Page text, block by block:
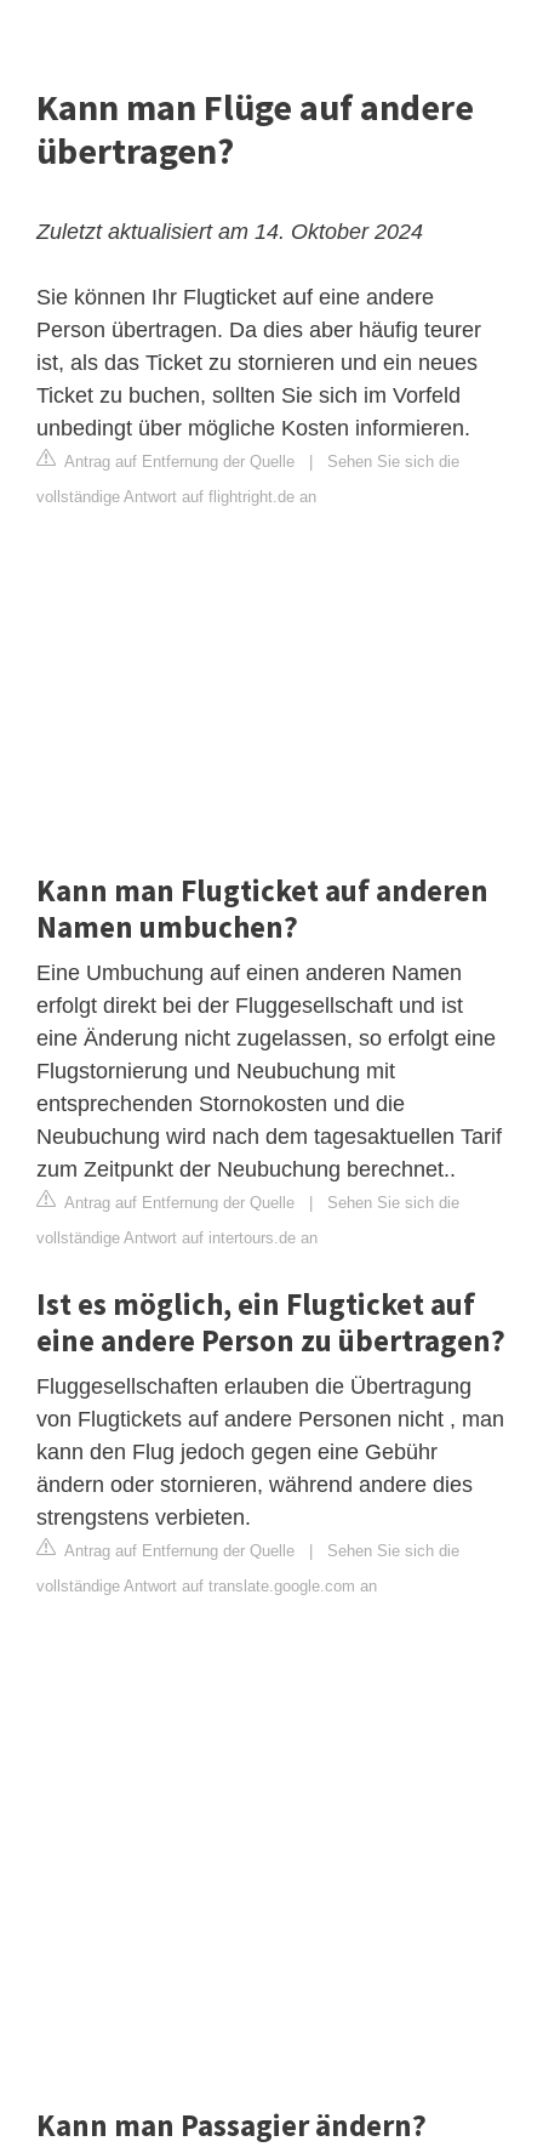
Kann man Flüge auf andere
übertragen?
Zuletzt aktualisiert am 14. Oktober 2024
Sie können Ihr Flugticket auf eine andere
Person übertragen. Da dies aber häufig teurer
ist, als das Ticket zu stornieren und ein neues
Ticket zu buchen, sollten Sie sich im Vorfeld
unbedingt über mögliche Kosten informieren.
Antrag auf Entfernung der Quelle
Sehen Sie sich die
vollständige Antwort auf flightright.de an
Kann man Flugticket auf anderen
Namen umbuchen?
Eine Umbuchung auf einen anderen Namen
erfolgt direkt bei der Fluggesellschaft und ist
eine Änderung nicht zugelassen, so erfolgt eine
Flugstornierung und Neubuchung mit
entsprechenden Stornokosten und die
Neubuchung wird nach dem tagesaktuellen Tarif
zum Zeitpunkt der Neubuchung berechnet..
Antrag auf Entfernung der Quelle
Sehen Sie sich die
vollständige Antwort auf intertours.de an
Ist es möglich, ein Flugticket auf
eine andere Person zu übertragen?
Fluggesellschaften erlauben die Übertragung
von Flugtickets auf andere Personen nicht , man
kann den Flug jedoch gegen eine Gebühr
ändern oder stornieren, während andere dies
strengstens verbieten.
Antrag auf Entfernung der Quelle
Sehen Sie sich die
vollständige Antwort auf translate.google.com an
Kann man Passagier ändern?